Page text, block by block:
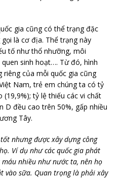
gia cũng có thể trạng đặc
là cơ địa. Thể trạng này
tố như thổ nhưỡng, môi
sinh hoạt…. Từ đó, hình
riêng của mỗi quốc gia cũng
Nam, trẻ em chúng ta có tỷ
tỷ lệ thiếu các vi chất
D đều cao trên 50%, gấp nhiều
Tây.
nhưng được xây dựng công
Ví dụ như các quốc gia phát
nhiều như nước ta, nên họ
vào sữa. Quan trọng là phải xây